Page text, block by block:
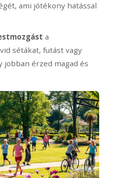
ami jótékony hatással
a
sétákat, futást vagy
jobban érzed magad és